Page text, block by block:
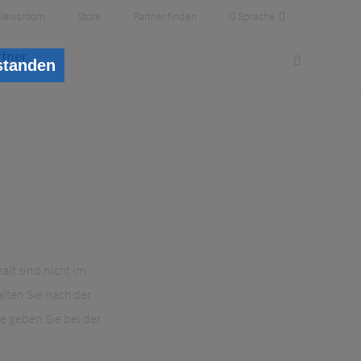
Newsroom Store Partner finden Sprache
sind nicht im
Sie nach der
geben Sie bei der